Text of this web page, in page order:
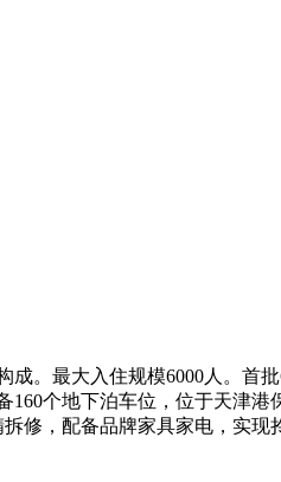
最大入住规模6000人。首
个地下泊车位，位于天津
修，配备品牌家具家电，实